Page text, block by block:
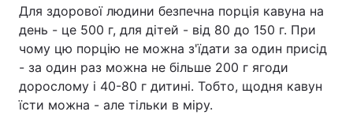
Для здорової людини безпечна порція кавуна на
день - це 500 г, для дітей - від 80 до 150 г. При
чому цю порцію не можна з'їдати за один присід
- за один раз можна не більше 200 г ягоди
дорослому і 40-80 г дитині. Тобто, щодня кавун
їсти можна - але тільки в міру.